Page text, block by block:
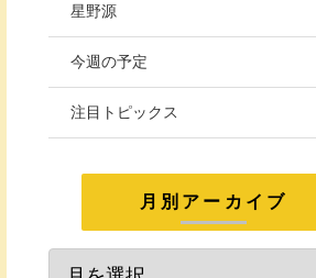
星野源
今週の予定
注目トピックス
月別アーカイブ